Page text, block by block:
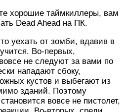
хорошие таймкиллеры, вам
Dead Ahead на ПК.
уехать от зомби, вдавив в
Во-первых,
не следуют за вами по
нападают сбоку,
кустов и выбегают из
зданий. Поэтому
вовсе не пистолет,